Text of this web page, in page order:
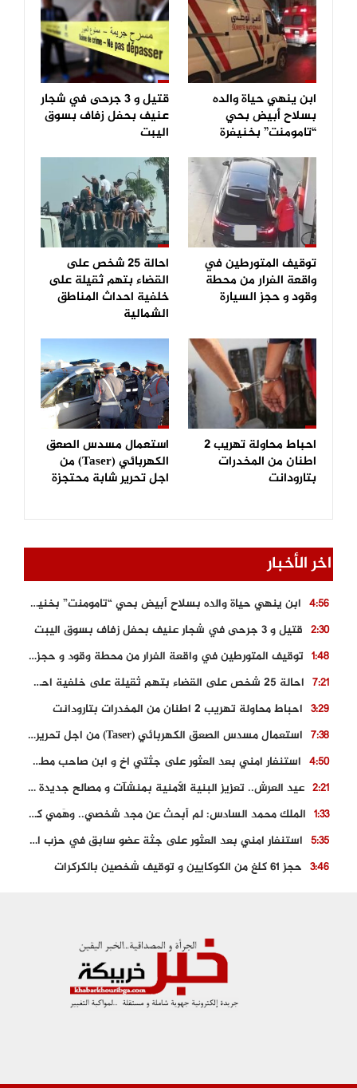
ابن ينهي حياة والده
بسلاح أبيض بحي
“تامومنت” بخنيفرة
قتيل و 3 جرحى في شجار
عنيف بحفل زفاف بسوق
اليبت
توقيف المتورطين في
واقعة الفرار من محطة
وقود و حجز السيارة
احالة 25 شخص على
القضاء بتهم ثقيلة على
خلفية احداث المناطق
الشمالية
احباط محاولة تهريب 2
اطنان من المخدرات
بتارودانت
استعمال مسدس الصعق
الكهربائي (Taser) من
اجل تحرير شابة محتجزة
اخر الأخبار
4:56
ابن ينهي حياة والده بسلاح أبيض بحي “تامومنت” بخنيفرة
2:30 قتيل و 3 جرحى في شجار عنيف بحفل زفاف بسوق اليبت
1:48
توقيف المتورطين في واقعة الفرار من محطة وقود و حجز السيارة
7:21
احالة 25 شخص على القضاء بتهم ثقيلة على خلفية احداث المناطق الشمالية
3:29 احباط محاولة تهريب 2 اطنان من المخدرات بتارودانت
7:38
استعمال مسدس الصعق الكهربائي (Taser) من اجل تحرير شابة محتجزة
4:50
استنفار امني بعد العثور على جثتي اخ و ابن صاحب مطعم اسماك مشهور بطنجة
2:21
عيد العرش.. تعزيز البنية الأمنية بمنشآت و مصالح جديدة بكل من الحسيمة – فاس و الناظور
1:33
الملك محمد السادس: لم أبحث عن مجد شخصي.. وهَمي كرامة المغاربة
5:35
استنفار امني بعد العثور على جثة عضو سابق في حزب المصباح بالقنيطرة..
3:46 حجز 61 كلغ من الكوكايين و توقيف شخصين بالكركرات